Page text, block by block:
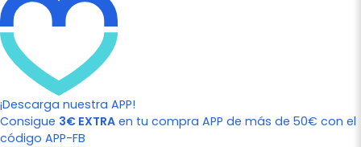
¡Descarga nuestra APP!
Consigue 3€ EXTRA en tu compra APP de más de 50€ con el
código APP-FB